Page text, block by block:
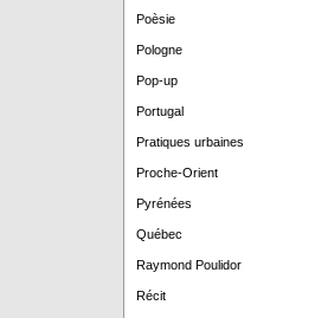
Poèsie
Pologne
Pop-up
Portugal
Pratiques urbaines
Proche-Orient
Pyrénées
Québec
Raymond Poulidor
Récit